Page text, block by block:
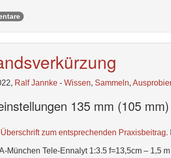
Ralf Jannke - Wissen, Sammeln,
135 mm (105
zum entsprechenden Praxisbeitrag.
München Tele-Ennalyt 1:3.5 f=13,5cm – 1,5 m